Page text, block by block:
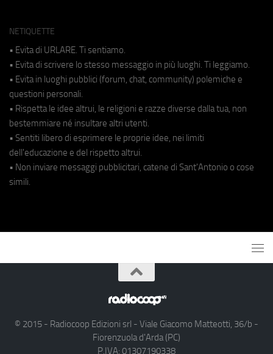
NETIQUETTE
• Evita di URLARE. Ti sentiamo.
• Evita di scrivere lo stesso messaggio in più luoghi. Ti leggiamo.
• Evita in luoghi pubblici (forum, chat, community) polemiche e
questioni personali.
• Rispetta le idee altrui, le religioni e razze diverse dalla tua, non
bestemmiare né insultare altri utenti.
• Sentiti libero di esprimere le proprie idee, nei limiti
dell'educazione e del rispetto altrui.
• Non inviare messaggi pubblicitari, catene di Sant'Antonio o cose
simili.
© 2015 - Radiocoop Edizioni srl - Viale Giacomo Matteotti, 36/b -
Fiorenzuola d'Arda (PC)
P.IVA: 01307190338